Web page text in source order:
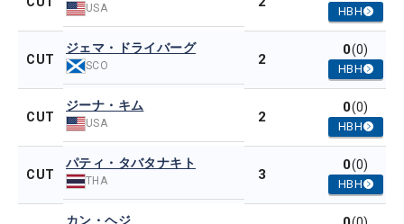
USA HBH
CUT
ジェマ・ドライバーグ
SCO 2
0(0)
HBH
CUT
ジーナ・キム
USA 2
0(0)
HBH
CUT
パティ・タバタナキト
THA 3
0(0)
HBH
カン・ヘジ